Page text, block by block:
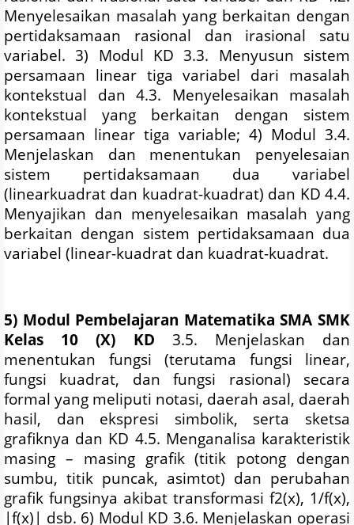
Menyelesaikan masalah yang berkaitan dengan
pertidaksamaan rasional dan irasional satu
variabel. 3) Modul KD 3.3. Menyusun sistem
persamaan linear tiga variabel dari masalah
kontekstual dan 4.3. Menyelesaikan masalah
kontekstual yang berkaitan dengan sistem
persamaan linear tiga variable; 4) Modul 3.4.
Menjelaskan dan menentukan penyelesaian
sistem pertidaksamaan dua variabel
(linearkuadrat dan kuadrat-kuadrat) dan KD 4.4.
Menyajikan dan menyelesaikan masalah yang
berkaitan dengan sistem pertidaksamaan dua
variabel (linear-kuadrat dan kuadrat-kuadrat.
5) Modul Pembelajaran Matematika SMA SMK
Kelas 10 (X) KD 3.5. Menjelaskan dan
menentukan fungsi (terutama fungsi linear,
fungsi kuadrat, dan fungsi rasional) secara
formal yang meliputi notasi, daerah asal, daerah
hasil, dan ekspresi simbolik, serta sketsa
grafiknya dan KD 4.5. Menganalisa karakteristik
masing – masing grafik (titik potong dengan
sumbu, titik puncak, asimtot) dan perubahan
grafik fungsinya akibat transformasi f2(x), 1/f(x),
|f(x)| dsb. 6) Modul KD 3.6. Menjelaskan operasi